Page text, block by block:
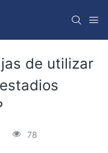
de utilizar
78